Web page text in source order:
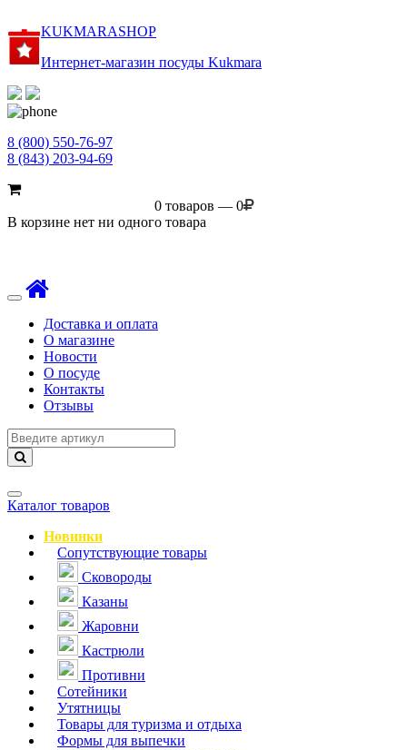
KUKMARASHOP
Интернет-магазин посуды Kukmara
8 (800) 550-76-97
8 (843) 203-94-69
0 товаров — 0
В корзине нет ни одного товара
Toggle
navigationДоставка и оплата
О магазине
Новости
О посуде
Контакты
Отзывы
Навигация
Каталог товаров
Новинки
Сопутствующие товары
Сковороды
Казаны
Жаровни
Кастрюли
Противни
Сотейники
Утятницы
Товары для туризма и отдыха
Формы для выпечки